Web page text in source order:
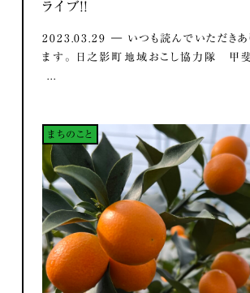
ライブ！！
2023.03.29 ― いつも読んでいただきあ
ます。 日之影町地域おこし協力隊 甲
...
まちのこと